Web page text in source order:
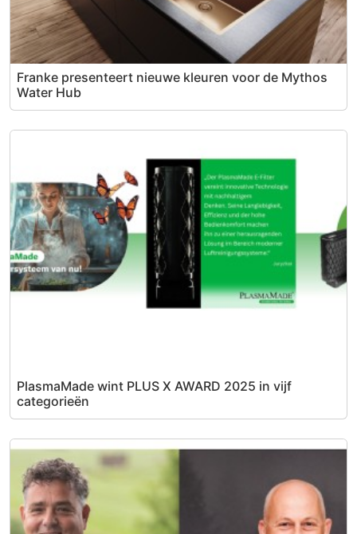
Franke presenteert nieuwe kleuren voor de Mythos
Water Hub
PlasmaMade wint PLUS X AWARD 2025 in vijf
categorieën